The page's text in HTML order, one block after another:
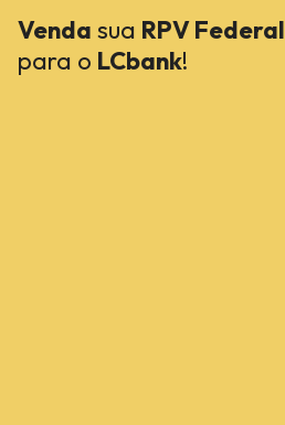
Venda sua RPV Federal
para o LCbank!